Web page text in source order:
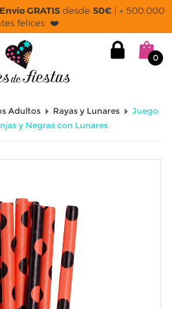
Envío GRATISdesde 50€| + 500.000
felices ❤️
0
Adultos Rayas y Lunares
Juego
y Negras con Lunares